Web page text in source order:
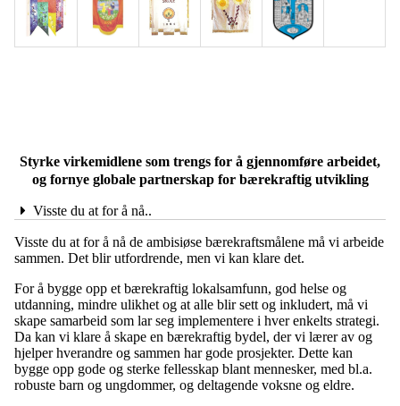
Styrke virkemidlene som trengs for å gjennomføre arbeidet,
og fornye globale partnerskap for bærekraftig utvikling
Visste du at for å nå..
Visste du at for å nå de ambisiøse bærekraftsmålene må vi arbeide
sammen. Det blir utfordrende, men vi kan klare det.
For å bygge opp et bærekraftig lokalsamfunn, god helse og
utdanning, mindre ulikhet og at alle blir sett og inkludert, må vi
skape samarbeid som lar seg implementere i hver enkelts strategi.
Da kan vi klare å skape en bærekraftig bydel, der vi lærer av og
hjelper hverandre og sammen har gode prosjekter. Dette kan
bygge opp gode og sterke fellesskap blant mennesker, med bl.a.
robuste barn og ungdommer, og deltagende voksne og eldre.